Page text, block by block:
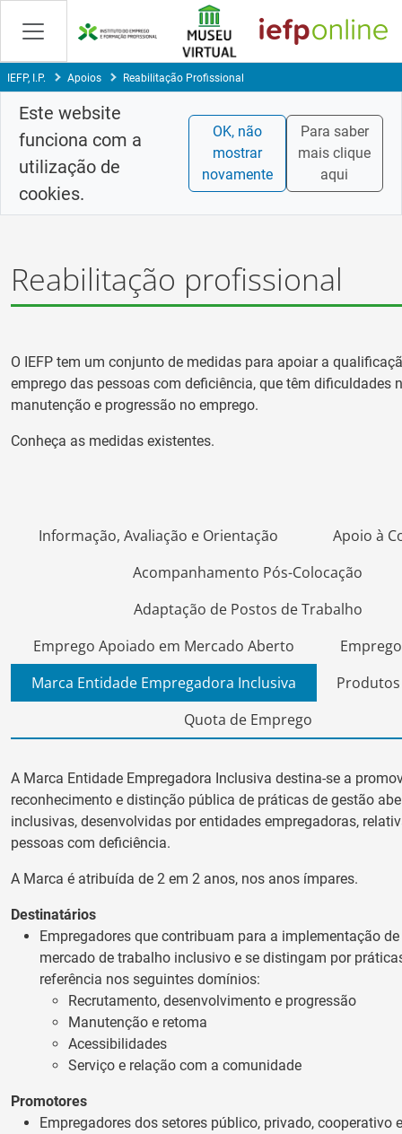
Skip
Content
IEFP, I.P. Apoios Reabilitação Profissional
Este website
funciona com a
utilização de
cookies.
OK, não
mostrar
novamente
Para saber
mais clique
aqui
Reabilitação profissional
O IEFP tem um conjunto de medidas para apoiar a
emprego das pessoas com deficiência, que têm dificuldades
manutenção e progressão no emprego.
Conheça as medidas existentes.
Informação, Avaliação e Orientação
Apoio à
Acompanhamento Pós-Colocação
Adaptação de Postos de Trabalho
Emprego Apoiado em Mercado Aberto
Marca Entidade Empregadora Inclusiva
Quota de Emprego
A Marca Entidade Empregadora Inclusiva destina-se a
reconhecimento e distinção pública de práticas de gestão
inclusivas, desenvolvidas por entidades empregadoras,
pessoas com deficiência.
A Marca é atribuída de 2 em 2 anos, nos anos ímpares.
Destinatários
Empregadores que contribuam para a implementação
mercado de trabalho inclusivo e se distingam por
referência nos seguintes domínios:
Recrutamento, desenvolvimento e progressão
Manutenção e retoma
Acessibilidades
Serviço e relação com a comunidade
Promotores
Empregadores dos setores público, privado, cooperativo